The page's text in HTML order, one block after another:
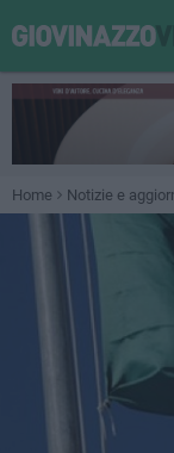
Home Notizie e